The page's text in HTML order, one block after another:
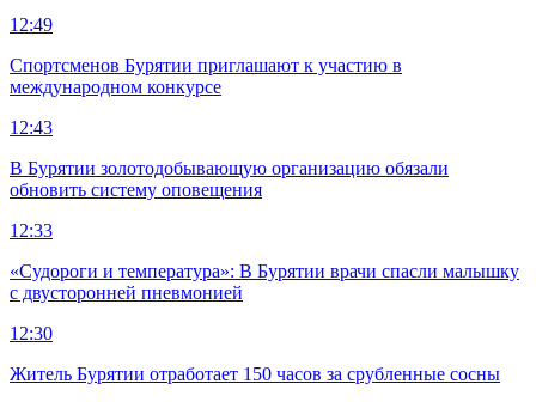
12:49
Спортсменов Бурятии приглашают к участию в
международном конкурсе
12:43
В Бурятии золотодобывающую организацию обязали
обновить систему оповещения
12:33
«Судороги и температура»: В Бурятии врачи спасли малышку
с двусторонней пневмонией
12:30
Житель Бурятии отработает 150 часов за срубленные сосны